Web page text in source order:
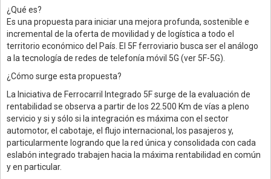
¿Qué es?
Es una propuesta para iniciar una mejora profunda, sostenible e
incremental de la oferta de movilidad y de logística a todo el
territorio económico del País. El 5F ferroviario busca ser el análogo
a la tecnología de redes de telefonía móvil 5G (ver 5F-5G).
¿Cómo surge esta propuesta?
La Iniciativa de Ferrocarril Integrado 5F surge de la evaluación de
rentabilidad se observa a partir de los 22.500 Km de vías a pleno
servicio y si y sólo si la integración es máxima con el sector
automotor, el cabotaje, el flujo internacional, los pasajeros y,
particularmente logrando que la red única y consolidada con cada
eslabón integrado trabajen hacia la máxima rentabilidad en común
y en particular.